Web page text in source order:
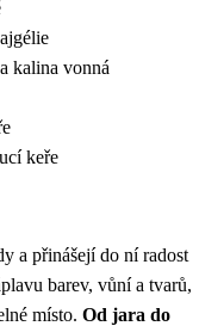
kalina vonná
keře
a přinášejí do ní radost
barev, vůní a tvarů,
místo. Od jara do